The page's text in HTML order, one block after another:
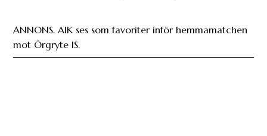
ANNONS. AIK ses som favoriter inför hemmamatchen
mot Örgryte IS.